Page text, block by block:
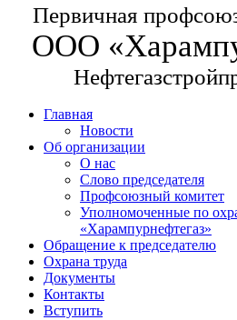
Первичная
ООО
Главная
Новости
Об организации
О нас
Слово председателя
Профсоюзный комитет
Уполномоченные по
«Харампурнефтегаз»
Обращение к председателю
Охрана труда
Документы
Контакты
Вступить